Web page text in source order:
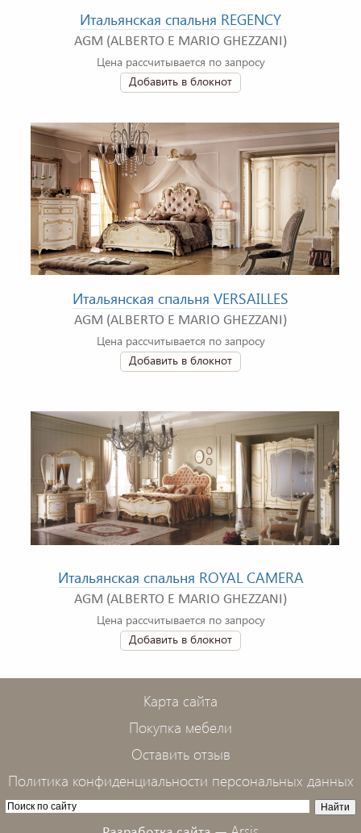
Итальянская спальня REGENCY
AGM (ALBERTO E MARIO GHEZZANI)
Цена рассчитывается по запросу
Добавить в блокнот
Итальянская спальня VERSAILLES
AGM (ALBERTO E MARIO GHEZZANI)
Цена рассчитывается по запросу
Добавить в блокнот
Итальянская спальня ROYAL CAMERA
AGM (ALBERTO E MARIO GHEZZANI)
Цена рассчитывается по запросу
Добавить в блокнот
Карта сайта
Покупка мебели
Оставить отзыв
Политика конфиденциальности персональных данных